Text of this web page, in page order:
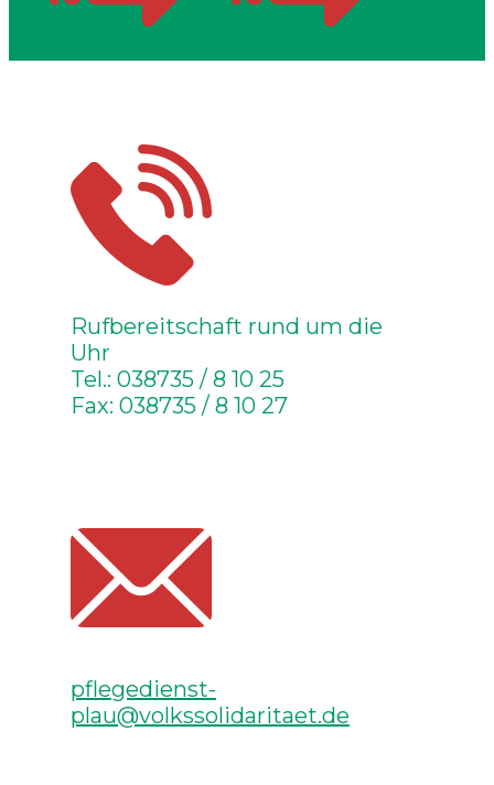
Rufbereitschaft rund um die
Uhr
Tel.: 038735 / 8 10 25
Fax: 038735 / 8 10 27
pflegedienst-
plau@volkssolidaritaet.de